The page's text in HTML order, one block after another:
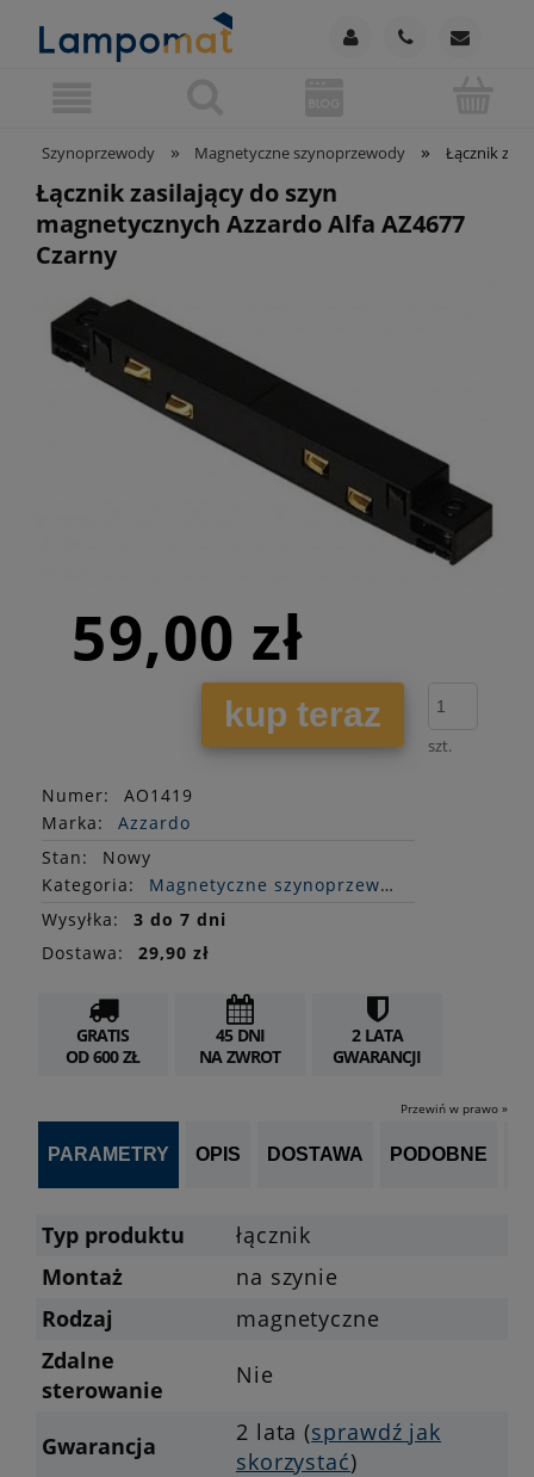
Szynoprzewody » Magnetyczne szynoprzewody » Łącznik
Łącznik zasilający do szyn
magnetycznych Azzardo Alfa AZ4677
Czarny
59,00 zł
kup teraz
szt.
Numer:
AO1419
Marka:
Azzardo
Stan:
Nowy
Kategoria:
Magnetyczne szynoprzewody
Wysyłka:
3 do 7 dni
Dostawa:
29,90 zł
GRATIS
OD 600 ZŁ
45 DNI
NA ZWROT
2 LATA
GWARANCJI
Przewiń w prawo »
PARAMETRY OPIS DOSTAWA PODOBNE
Typ produktu
łącznik
Montaż
na szynie
Rodzaj
magnetyczne
Zdalne
sterowanie
Nie
Gwarancja 2 lata (sprawdź jak
skorzystać)